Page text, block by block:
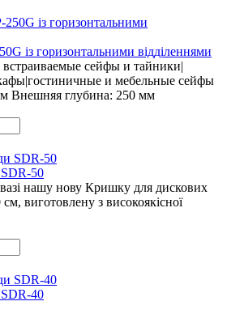
із горизонтальними відділеннями
встраиваемые сейфы и тайники|
и мебельные сейфы
Внешняя глубина: 250 мм
50
нашу нову Кришку для дискових
виготовлену з високоякісної
40